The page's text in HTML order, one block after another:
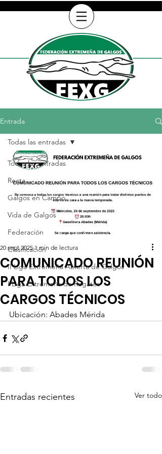
Entrada
Todas las entradas
Recta
Galgos en Campo
Vida de Galgos
Federación
Clasificación
II Liga Extremeña Abierta de Galgos
I Liga Extremeña de Regates
Todas las entradas
COMUNICADO REUNIÓN
PARA TODOS LOS
CARGOS TÉCNICOS
20 sept 2025 1 min de lectura
Ubicación: Abades Mérida
Entradas recientes Ver todo